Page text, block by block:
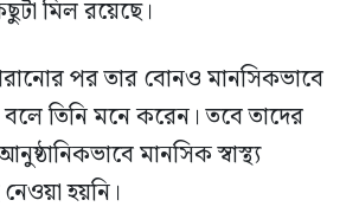
মিল রয়েছে।
পর তার বোনও মানসিকভাবে
তিনি মনে করেন। তবে তাদের
মানসিক স্বাস্থ্য
হয়নি।